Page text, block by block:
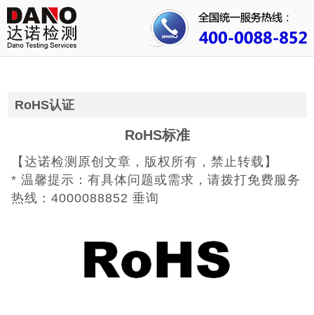
首页
关于我们
成功案例
人才招聘
RoHS认证
RoHS标准
【达诺检测原创文章，版权所有，禁止转载】
* 温馨提示：有具体问题或需求，请拨打免费服务
热线：4000088852 垂询